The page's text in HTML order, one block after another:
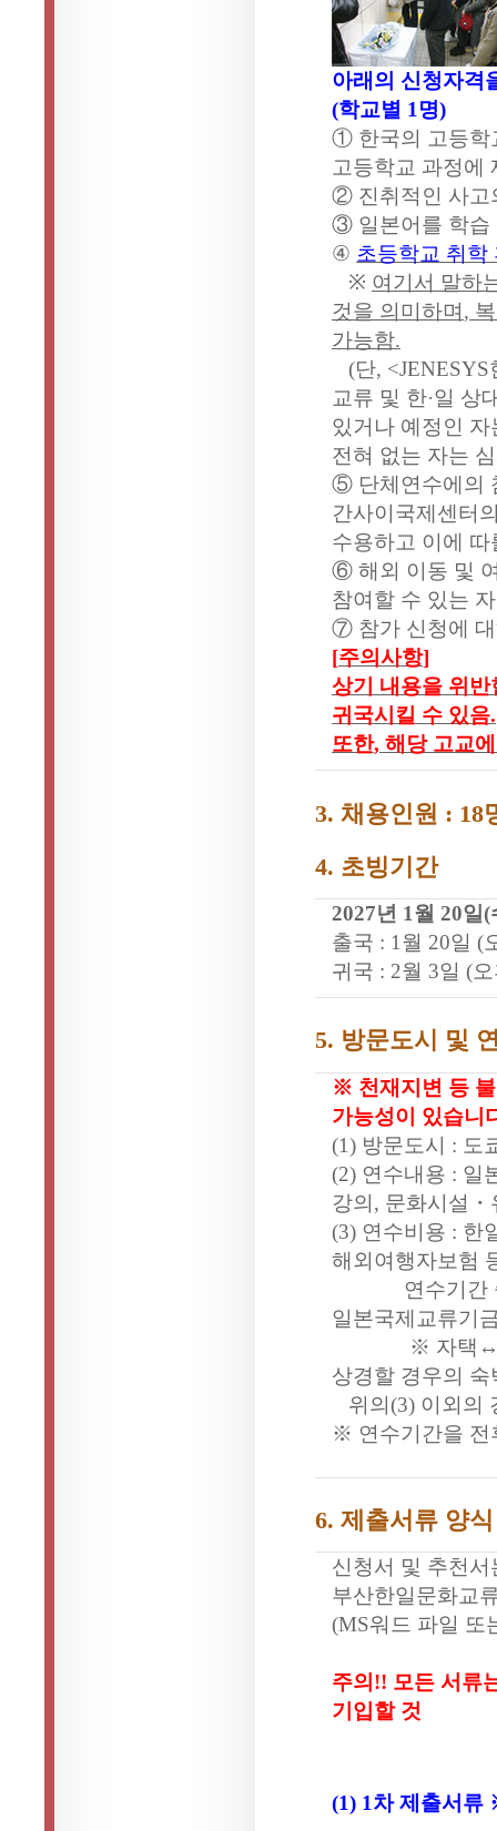
아래의 신청자격
(학교별 1명)
① 한국의 고등학
고등학교 과정에
② 진취적인 사고
③ 일본어를 학습
④ 초등학교 취학
※ 여기서 말하
것을 의미하며 ,
가능함.
(단, <JENESYS
교류 및 한·일 상
있거나 예정인
전혀 없는 자는
⑤ 단체연수에의
간사이국제센터
수용하고 이에 따
⑥ 해외 이동 및
참여할 수 있는 자
⑦ 참가 신청에
[주의사항]
상기 내용을 위반
귀국시킬 수 있음.
또한, 해당 고교
3. 채용인원 : 18
4. 초빙기간
2027년 1월 20일(
출국 : 1 월 20일 (
귀국 : 2월 3일 (
5. 방문도시 및
※ 천재지변 등
가능성이 있습니
(1) 방문도시 : 도
(2) 연수내용 : 일
강의, 문화시설 ・
(3) 연수비용 : 한
해외여행자보험
연수기간
일본국제교류기
※ 자택↔
상경할 경우의 숙
위의(3) 이외의
※ 연수기간을 전
6. 제출서류 양
신청서 및 추천서
부산한일문화교
(MS워드 파일 또
주의 !! 모든 서류
기입할 것
(1) 1차 제출서류